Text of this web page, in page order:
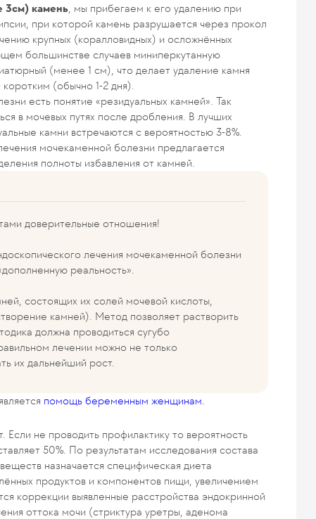
3см) камень , мы прибегаем к его удалению при
при которой камень разрушается через прокол
крупных (коралловидных) и осложнённых
большинстве случаев миниперкутанную
(менее 1 см), что делает удаление камня
(обычно 1-2 дня).
есть понятие «резидуальных камней». Так
в мочевых путях после дробления. В лучших
камни встречаются с вероятностью 3-8%.
мочекаменной болезни предлагается
полноты избавления от камней.
доверительные отношения!
лечения мочекаменной болезни
реальность».
состоящих их солей мочевой кислоты,
камней). Метод позволяет растворить
должна проводиться сугубо
лечении можно не только
их дальнейший рост.
помощь беременным женщинам.
не проводить профилактику то вероятность
50%. По результатам исследования состава
назначается специфическая диета
продуктов и компонентов пищи, увеличением
коррекции выявленные расстройства эндокринной
оттока мочи (стриктура уретры, аденома